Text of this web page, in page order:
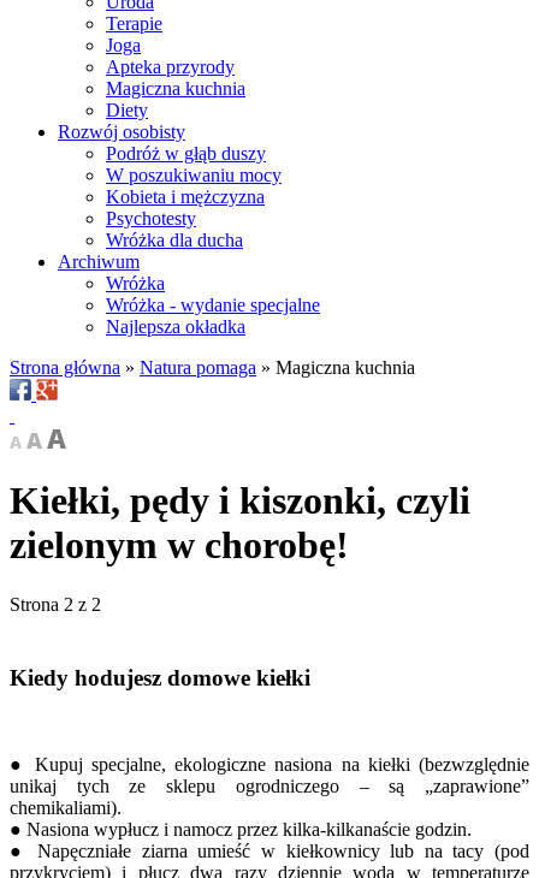
Terapie
Joga
Apteka przyrody
Magiczna kuchnia
Diety
Rozwój osobisty
Podróż w głąb duszy
W poszukiwaniu mocy
Kobieta i mężczyzna
Psychotesty
Wróżka dla ducha
Archiwum
Wróżka
Wróżka - wydanie specjalne
Najlepsza okładka
Strona główna » Natura pomaga » Magiczna kuchnia
Kiełki, pędy i kiszonki, czyli
zielonym w chorobę!
Strona 2 z 2
Kiedy hodujesz domowe kiełki
● Kupuj specjalne, ekologiczne nasiona na kiełki (bezwzględnie
unikaj tych ze sklepu ogrodniczego – są „zaprawione”
chemikaliami).
● Nasiona wypłucz i namocz przez kilka-kilkanaście godzin.
● Napęczniałe ziarna umieść w kiełkownicy lub na tacy (pod
przykryciem) i płucz dwa razy dziennie wodą w temperaturze